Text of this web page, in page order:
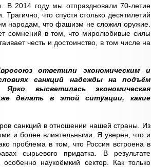
В 2014 году мы отпраздновали 70-летие
что спустя столько десятилетий
народам, что фашизм не сложил оружие.
сомнений в том, что миролюбивые силы
честь и достоинство, в том числе на
ответили экономическим и
санкций надежды на подъём
высветилась экономическая
делать в этой ситуации, какие
санкций в отношении нашей страны. Из
и более влиятельными. Я уверен, что и
проблема в том, что Россия встроена в
сырьевого придатка. В результате
наукоёмкий сектор. Как только